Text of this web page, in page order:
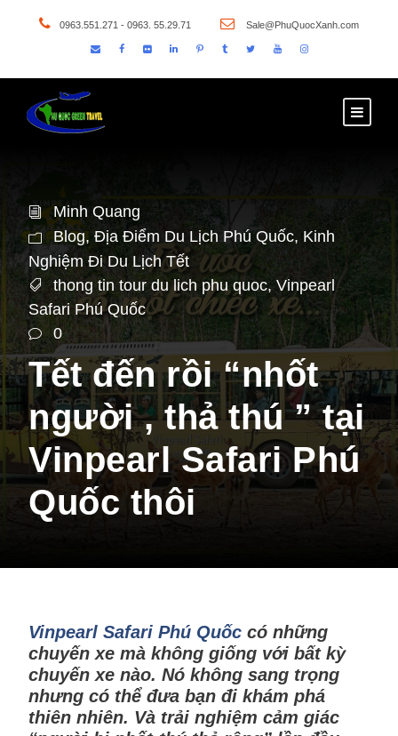
0963.551.271 - 0963. 55.29.71 Sale@PhuQuocXanh.com
Minh Quang
Blog, Địa Điểm Du Lịch Phú Quốc, Kinh
Nghiệm Đi Du Lịch Tết
thong tin tour du lich phu quoc, Vinpearl
Safari Phú Quốc
0
Tết đến rồi “nhốt
người , thả thú ” tại
Vinpearl Safari Phú
Quốc thôi
Vinpearl Safari Phú Quốc có những
chuyến xe mà không giống với bất kỳ
chuyến xe nào. Nó không sang trọng
nhưng có thể đưa bạn đi khám phá
thiên nhiên. Và trải nghiệm cảm giác